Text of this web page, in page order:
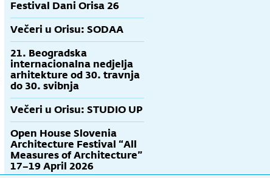
studente
Festival Dani Orisa 26
Večeri u Orisu: SODAA
21. Beogradska
internacionalna nedjelja
arhitekture od 30. travnja
do 30. svibnja
Večeri u Orisu: STUDIO UP
Open House Slovenia
Architecture Festival “All
Measures of Architecture”
17–19 April 2026